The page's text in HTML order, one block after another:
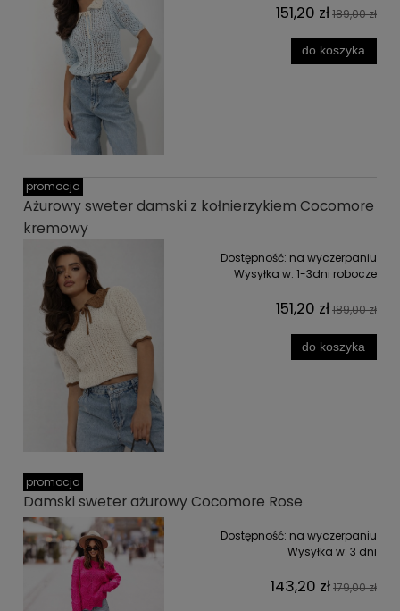
151,20 zł189,00 zł
do koszyka
Ażurowy sweter damski z kołnierzykiem Cocomore
kremowy
Dostępność: na wyczerpaniu
Wysyłka w: 1-3dni robocze
151,20 zł189,00 zł
do koszyka
promocja
Damski sweter ażurowy Cocomore Rose
Dostępność: na wyczerpaniu
Wysyłka w: 3 dni
143,20 zł179,00 zł
promocja